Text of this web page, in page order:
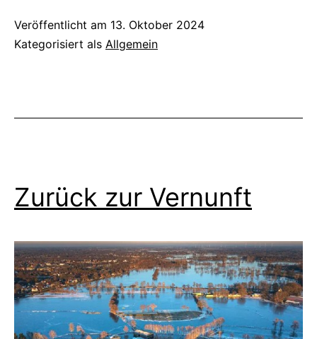
Veröffentlicht am 13. Oktober 2024
Kategorisiert als Allgemein
Zurück zur Vernunft